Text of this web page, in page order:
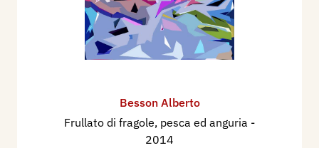
Besson Alberto
Frullato di fragole, pesca ed anguria -
2014